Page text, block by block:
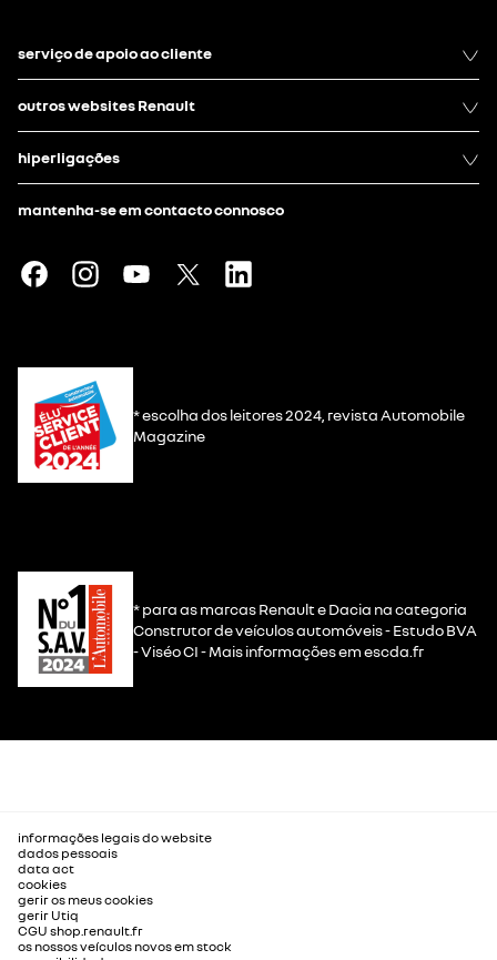
serviço de apoio ao cliente
outros websites Renault
hiperligações
mantenha-se em contacto connosco
* escolha dos leitores 2024, revista Automobile
Magazine
* para as marcas Renault e Dacia na categoria
Construtor de veículos automóveis - Estudo BVA
- Viséo CI - Mais informações em escda.fr
informações legais do website
dados pessoais
data act
cookies
gerir os meus cookies
gerir Utiq
CGU shop.renault.fr
os nossos veículos novos em stock